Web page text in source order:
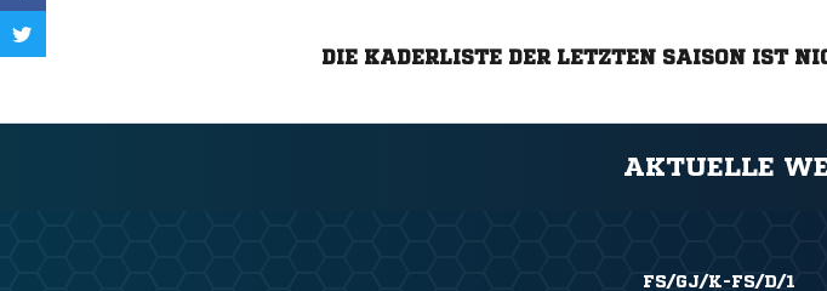
DIE KADERLISTE DER LETZTEN SAISON IST
AKTUELLE
FS/GJ/K-FS/D/1